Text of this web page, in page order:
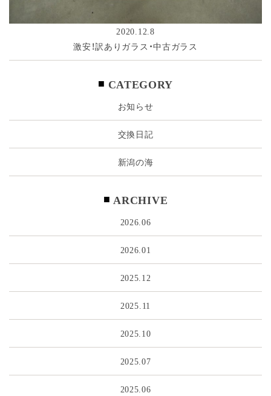
2020.12.8
激安！訳ありガラス・中古ガラス
CATEGORY
お知らせ
交換日記
新潟の海
ARCHIVE
2026.06
2026.01
2025.12
2025.11
2025.10
2025.07
2025.06